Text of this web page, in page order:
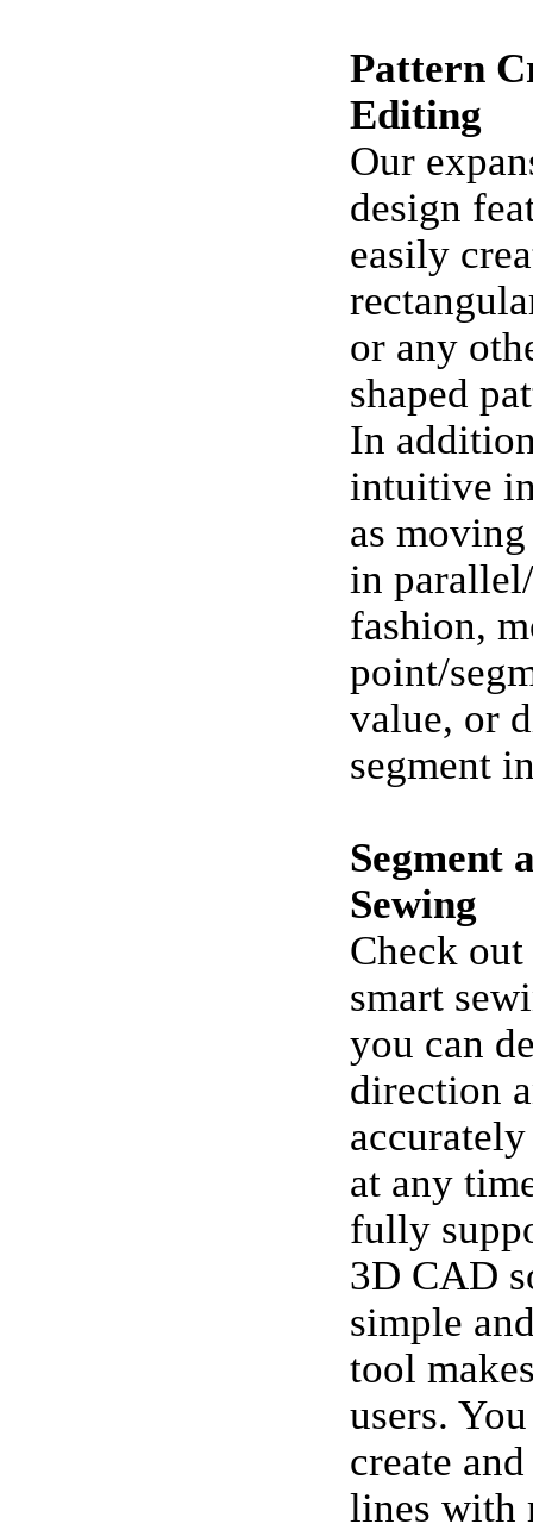
Pattern
Editing
Our
design
easily
or any
shaped
In
intuitive
as
in
fashion,
point/
value, or
segment
Segment
Sewing
Check
smart
you can
direction
at any
fully
3D CAD
simple
tool
users.
create
lines with